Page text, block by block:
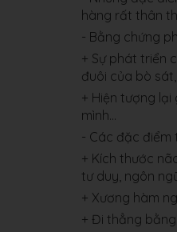
hàng rất thân
- Bằng chứng
+ Sự phát triển
đuôi của bò
+ ​Hiện tượng
mình...
- Các đặc điểm
+ Kích thước
tư duy, ngôn
+ Xương hàm
+ Đi thẳng